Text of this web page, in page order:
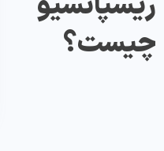
چیست؟